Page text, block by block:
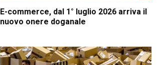
E-commerce, dal 1° luglio 2026 arriva il
nuovo onere doganale